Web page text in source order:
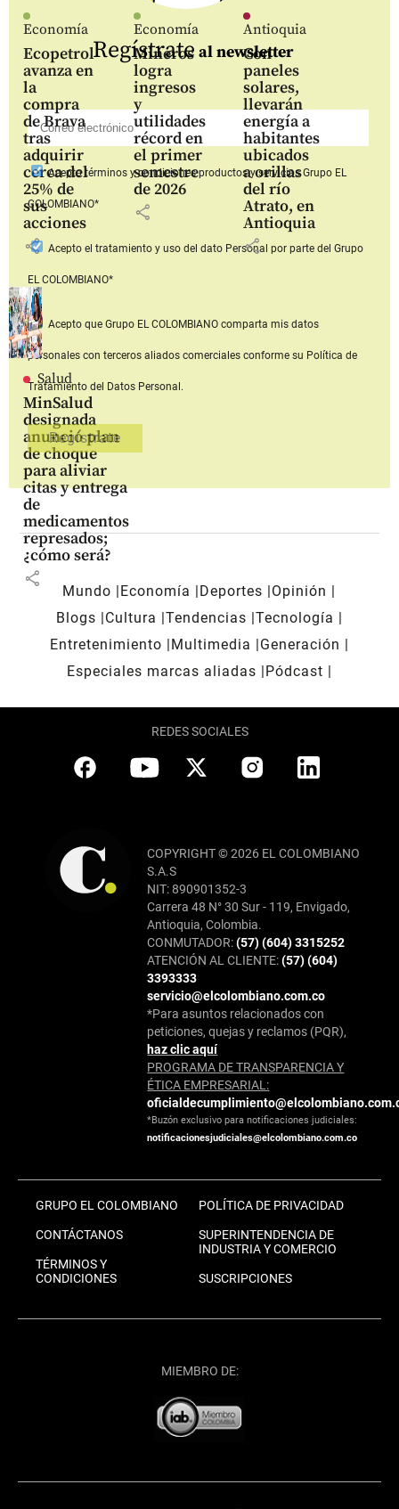
Economía
Ecopetrol
avanza en
la
compra
de Brava
tras
adquirir
cerca del
25% de
sus
acciones
share
Economía
Mineros
logra
ingresos
y
utilidades
récord en
el primer
semestre
de 2026
share
Antioquia
Con
paneles
solares,
llevarán
energía a
habitantes
ubicados
a orillas
del río
Atrato, en
Antioquia
share
Salud
MinSalud
designada
anunció plan
de choque
para aliviar
citas y entrega
de
medicamentos
represados;
¿cómo será?
share
Regístrate al newsletter
Acepto términos y condiciones productos y serviciosGrupo EL
COLOMBIANO*
Acepto el tratamiento y uso del dato Personal por parte del Grupo
EL COLOMBIANO*
Acepto que Grupo EL COLOMBIANOcomparta mis datos
personales con terceros aliados comerciales conforme su Política de
Tratamiento del Datos Personal.
Mundo Economía Deportes
Opinión
Blogs
Cultura Tendencias Tecnología
Entretenimiento
Multimedia
Generación
Especiales marcas aliadas
Pódcast
REDES SOCIALES
COPYRIGHT © 2026 EL COLOMBIANO
S.A.S
NIT: 890901352-3
Carrera 48 N° 30 Sur - 119, Envigado,
Antioquia, Colombia.
CONMUTADOR:(57) (604) 3315252
ATENCIÓN AL CLIENTE:(57) (604)
3393333
servicio@elcolombiano.com.co
*Para asuntos relacionados con
peticiones, quejas y reclamos (PQR),
haz clic aquí
PROGRAMA DE TRANSPARENCIA Y
ÉTICA EMPRESARIAL:
*Buzón exclusivo para notificaciones judiciales:
notificacionesjudiciales@elcolombiano.com.co
GRUPO EL COLOMBIANO
CONTÁCTANOS
TÉRMINOS Y
CONDICIONES
POLÍTICA DE PRIVACIDAD
SUPERINTENDENCIA DE
INDUSTRIA Y COMERCIO
SUSCRIPCIONES
MIEMBRO DE: